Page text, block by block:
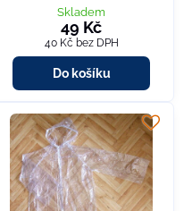
Skladem
49 Kč
40 Kč bez DPH
Do košíku